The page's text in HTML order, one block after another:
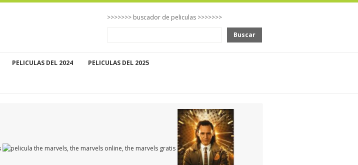
>>>>>>> buscador de peliculas >>>>>>>
Buscar
PELICULAS DEL 2024 PELICULAS DEL 2025